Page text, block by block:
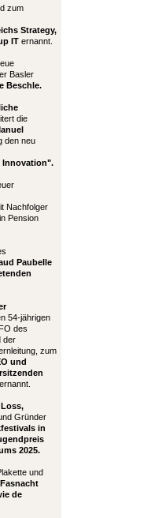
zum
Strategy,
IT ernannt.
Basler
Beschle.
die
den neu
Innovation".
Nachfolger
Pension
Paubelle
54-jährigen
des
der
zum
und
ernannt.
Gründer
in
2025.
und
de